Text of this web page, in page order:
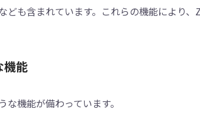
ども含まれています。これらの機能により
機能
機能が備わっています。